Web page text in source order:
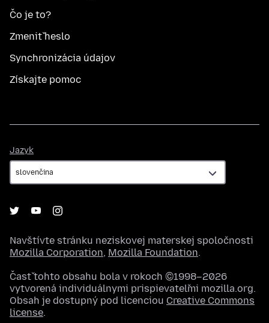
Čo je to?
Zmeniť heslo
Synchronizácia údajov
Získajte pomoc
Jazyk
Navštívte stránku neziskovej materskej spoločnosti
Mozilla Corporation, Mozilla Foundation.
Časť tohto obsahu bola v rokoch ©1998–2026
vytvorená individuálnymi prispievateľmi mozilla.org.
Obsah je dostupný pod licenciou Creative Commons
license.